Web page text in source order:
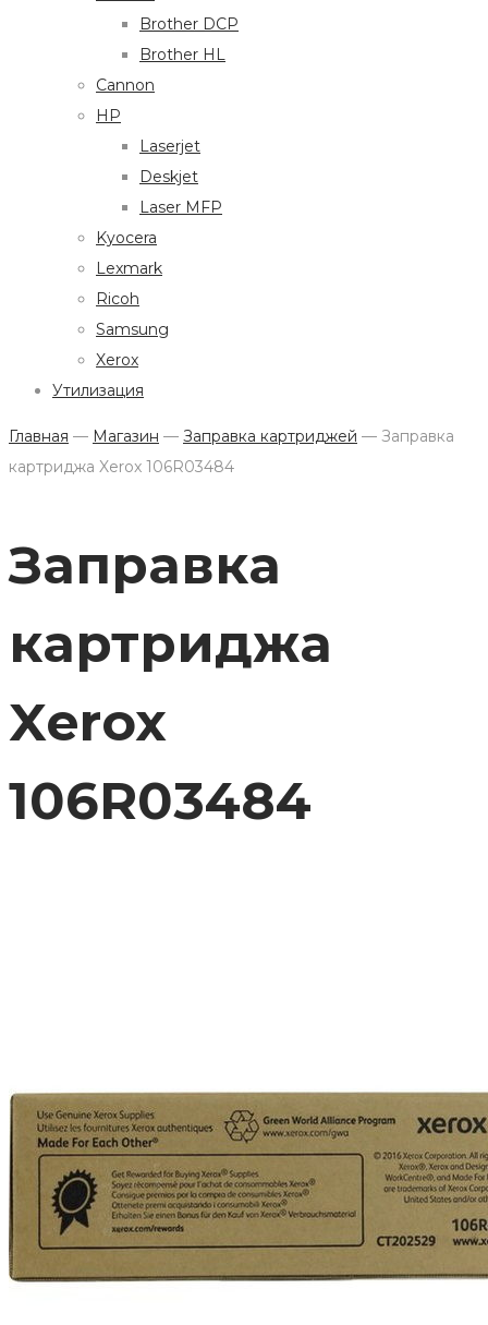
Brother DCP
Brother HL
Cannon
HP
Laserjet
Deskjet
Laser MFP
Kyocera
Lexmark
Ricoh
Samsung
Xerox
Утилизация
Главная — Магазин — Заправка картриджей — Заправка
картриджа Xerox 106R03484
Заправка
картриджа
Xerox
106R03484